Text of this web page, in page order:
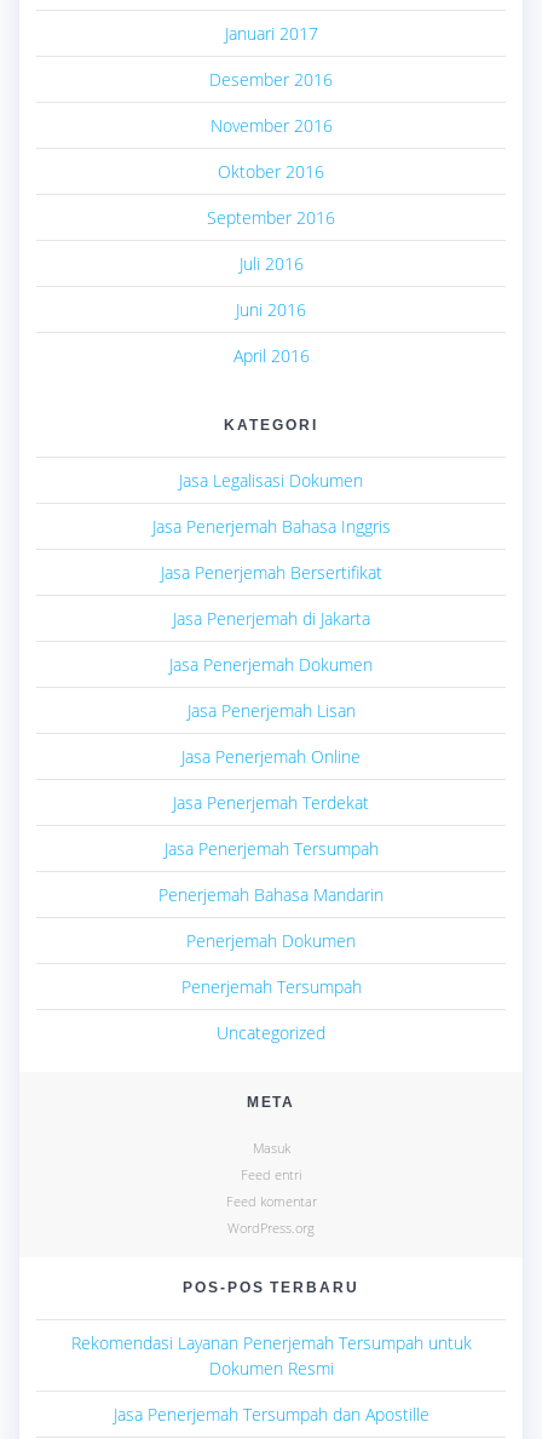
Januari 2017
Desember 2016
November 2016
Oktober 2016
September 2016
Juli 2016
Juni 2016
April 2016
KATEGORI
Jasa Legalisasi Dokumen
Jasa Penerjemah Bahasa Inggris
Jasa Penerjemah Bersertifikat
Jasa Penerjemah di Jakarta
Jasa Penerjemah Dokumen
Jasa Penerjemah Lisan
Jasa Penerjemah Online
Jasa Penerjemah Terdekat
Jasa Penerjemah Tersumpah
Penerjemah Bahasa Mandarin
Penerjemah Dokumen
Penerjemah Tersumpah
Uncategorized
META
Masuk
Feed entri
Feed komentar
WordPress.org
POS-POS TERBARU
Rekomendasi Layanan Penerjemah Tersumpah untuk
Dokumen Resmi
Jasa Penerjemah Tersumpah dan Apostille